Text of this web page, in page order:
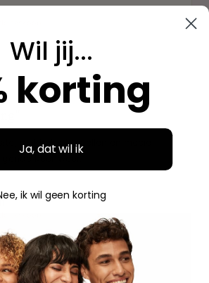
makkelijk bestellen en mooie
keer weer.
Wil jij...
korting
Ja, dat wil ik
ik wil geen korting